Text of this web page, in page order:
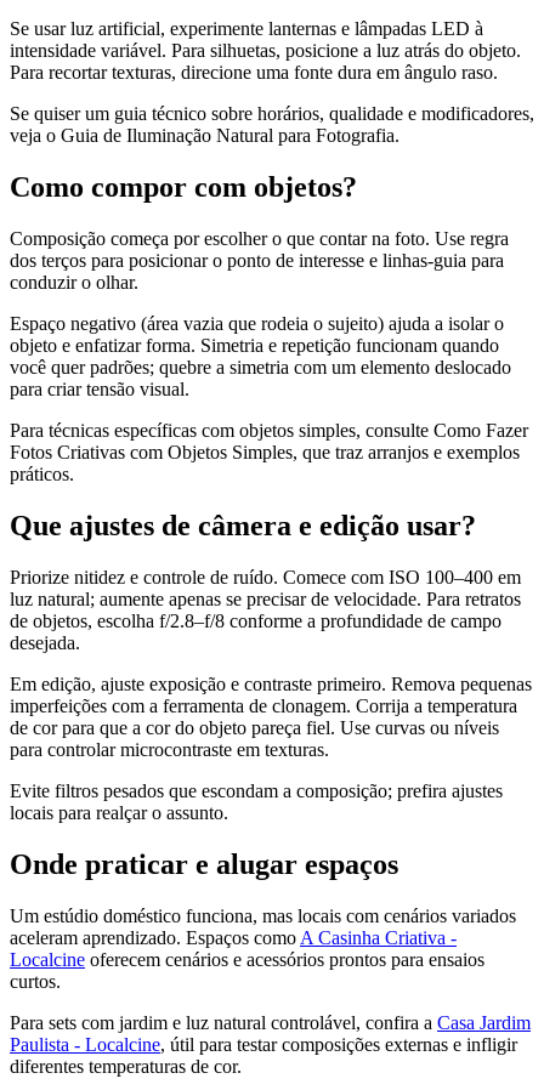
Se usar luz artificial, experimente lanternas e lâmpadas LED à
intensidade variável. Para silhuetas, posicione a luz atrás do objeto.
Para recortar texturas, direcione uma fonte dura em ângulo raso.
Se quiser um guia técnico sobre horários, qualidade e modificadores,
veja o Guia de Iluminação Natural para Fotografia.
Como compor com objetos?
Composição começa por escolher o que contar na foto. Use regra
dos terços para posicionar o ponto de interesse e linhas-guia para
conduzir o olhar.
Espaço negativo (área vazia que rodeia o sujeito) ajuda a isolar o
objeto e enfatizar forma. Simetria e repetição funcionam quando
você quer padrões; quebre a simetria com um elemento deslocado
para criar tensão visual.
Para técnicas específicas com objetos simples, consulte Como Fazer
Fotos Criativas com Objetos Simples, que traz arranjos e exemplos
práticos.
Que ajustes de câmera e edição usar?
Priorize nitidez e controle de ruído. Comece com ISO 100–400 em
luz natural; aumente apenas se precisar de velocidade. Para retratos
de objetos, escolha f/2.8–f/8 conforme a profundidade de campo
desejada.
Em edição, ajuste exposição e contraste primeiro. Remova pequenas
imperfeições com a ferramenta de clonagem. Corrija a temperatura
de cor para que a cor do objeto pareça fiel. Use curvas ou níveis
para controlar microcontraste em texturas.
Evite filtros pesados que escondam a composição; prefira ajustes
locais para realçar o assunto.
Onde praticar e alugar espaços
Um estúdio doméstico funciona, mas locais com cenários variados
aceleram aprendizado. Espaços como A Casinha Criativa -
Localcine oferecem cenários e acessórios prontos para ensaios
curtos.
Para sets com jardim e luz natural controlável, confira a Casa Jardim
Paulista - Localcine, útil para testar composições externas e infligir
diferentes temperaturas de cor.